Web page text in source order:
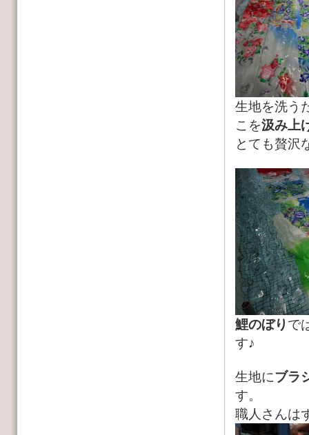
生地を洗う
こを汲み上
とても贅沢
鯉のぼり で
す♪
生地にブラ
す。
職人さんは